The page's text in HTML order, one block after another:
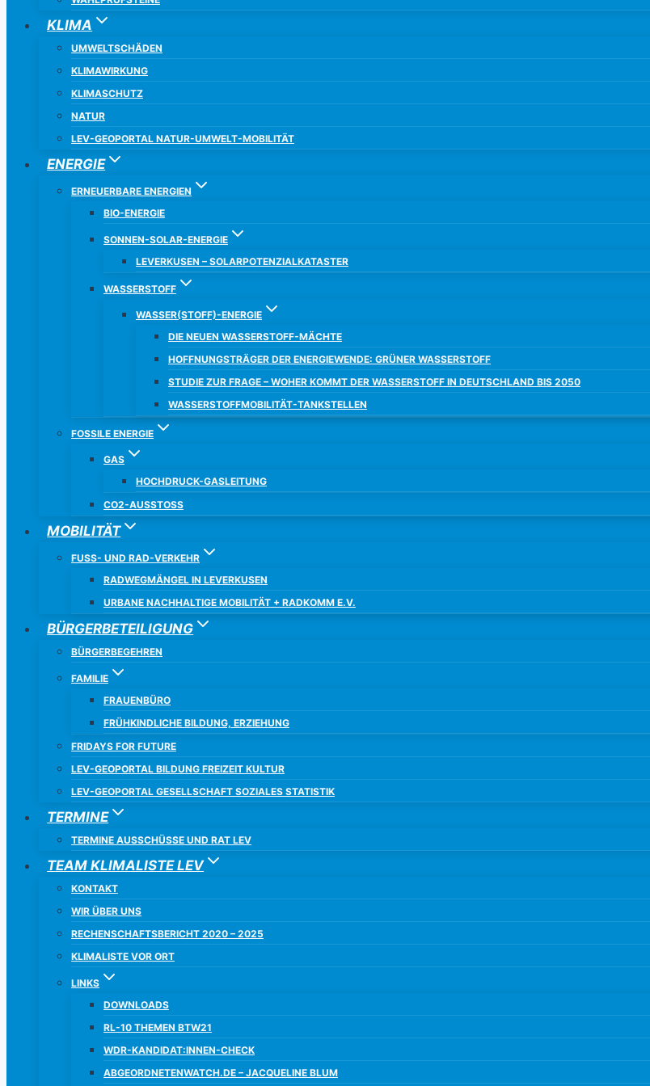
KLIMA
UMWELTSCHÄDEN
KLIMAWIRKUNG
KLIMASCHUTZ
NATUR
LEV-GEOPORTAL NATUR-UMWELT-MOBILITÄT
ENERGIE
ERNEUERBARE ENERGIEN
BIO-ENERGIE
SONNEN-SOLAR-ENERGIE
LEVERKUSEN – SOLARPOTENZIALKATASTER
WASSERSTOFF
WASSER(STOFF)-ENERGIE
DIE NEUEN WASSERSTOFF-MÄCHTE
HOFFNUNGSTRÄGER DER ENERGIEWENDE: GRÜNER WASSERSTOFF
STUDIE ZUR FRAGE – WOHER KOMMT DER WASSERSTOFF IN DEUTSCHLAND BIS 2050
WASSERSTOFFMOBILITÄT-TANKSTELLEN
FOSSILE ENERGIE
GAS
HOCHDRUCK-GASLEITUNG
CO2-AUSSTOSS
MOBILITÄT
FUSS- UND RAD-VERKEHR
RADWEGMÄNGEL IN LEVERKUSEN
URBANE NACHHALTIGE MOBILITÄT + RADKOMM E.V.
BÜRGERBETEILIGUNG
BÜRGERBEGEHREN
FAMILIE
FRAUENBÜRO
FRÜHKINDLICHE BILDUNG, ERZIEHUNG
FRIDAYS FOR FUTURE
LEV-GEOPORTAL BILDUNG FREIZEIT KULTUR
LEV-GEOPORTAL GESELLSCHAFT SOZIALES STATISTIK
TERMINE
TERMINE AUSSCHÜSSE UND RAT LEV
TEAM KLIMALISTE LEV
KONTAKT
WIR ÜBER UNS
RECHENSCHAFTSBERICHT 2020 – 2025
KLIMALISTE VOR ORT
LINKS
DOWNLOADS
RL-10 THEMEN BTW21
WDR-KANDIDAT:INNEN-CHECK
ABGEORDNETENWATCH.DE – JACQUELINE BLUM